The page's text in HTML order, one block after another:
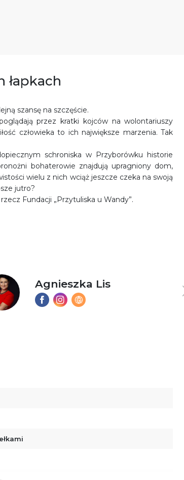
łapkach
szansę na szczęście.
przez kratki kojców na wolontariuszy
człowieka to ich największe marzenia. Tak
schroniska w Przyborówku historie
bohaterowie znajdują upragniony dom,
wielu z nich wciąż jeszcze czeka na swoją
jutro?
Fundacji „Przytuliska u Wandy”.
Agnieszka Lis